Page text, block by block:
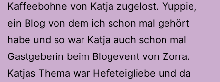
Kaffeebohne von Katja zugelost. Yuppie,
ein Blog von dem ich schon mal gehört
habe und so war Katja auch schon mal
Gastgeberin beim Blogevent von Zorra.
Katjas Thema war Hefeteigliebe und da